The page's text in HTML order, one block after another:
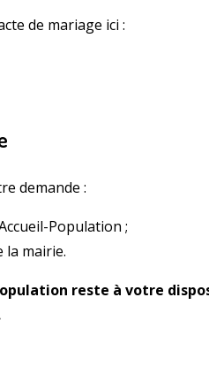
de mariage ici :
demande :
Population ;
la mairie.
reste à votre